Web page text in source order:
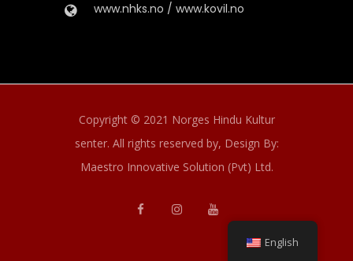
www.nhks.no / www.kovil.no
Copyright © 2021 Norges Hindu Kultur
senter. All rights reserved by, Design By:
Maestro Innovative Solution (Pvt) Ltd.
English